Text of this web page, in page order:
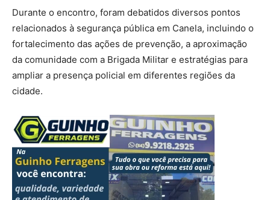
Durante o encontro, foram debatidos diversos pontos
relacionados à segurança pública em Canela, incluindo o
fortalecimento das ações de prevenção, a aproximação
da comunidade com a Brigada Militar e estratégias para
ampliar a presença policial em diferentes regiões da
cidade.